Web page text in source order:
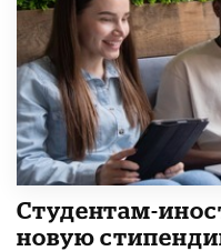
Студентам-
новую